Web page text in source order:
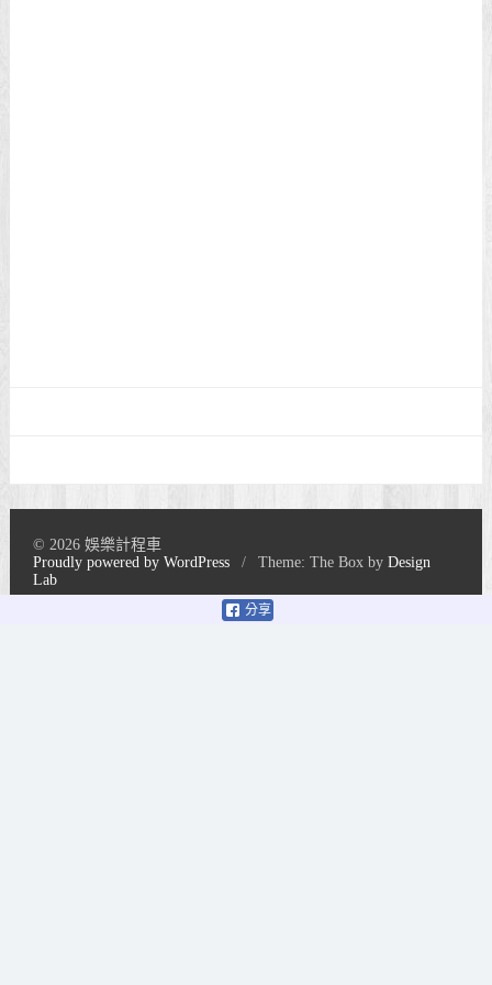
分享
© 2026 娛樂計程車
Proudly powered by WordPress
/ Theme: The Box byDesign
Lab